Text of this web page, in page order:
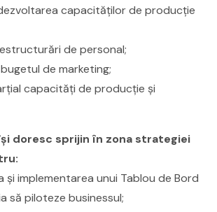
capacităţilor de producţie
de personal;
de marketing;
capacităţi de producţie şi
doresc sprijin în zona strategiei
şi implementarea unui Tablou de Bord
să piloteze businessul;